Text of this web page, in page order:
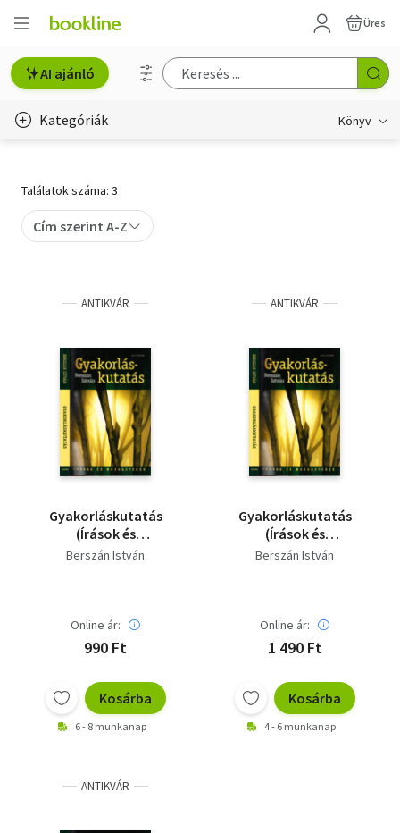
Üres
AI ajánló
Kategóriák Könyv
Gyermek- és ifjúsági
Művészet
Szakkönyv
Szótár, nyelvkönyv
Tankönyv, segédkönyv
Társadalomtudomány
Természettudomány
Találatok száma: 3
Cím szerint A-Z
ANTIKVÁR
Gyakorláskutatás
(Írások és
mozgásterek)
Berszán István
Online ár:
990 Ft
Kosárba
6 - 8 munkanap
ANTIKVÁR
Gyakorláskutatás
(Írások és
mozgásterek)
Berszán István
Online ár:
1 490 Ft
Kosárba
4 - 6 munkanap
ANTIKVÁR